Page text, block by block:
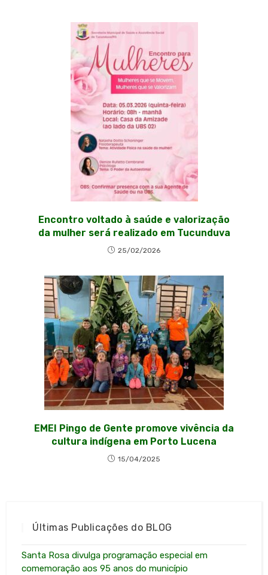
Encontro voltado à saúde e valorização
da mulher será realizado em Tucunduva
25/02/2026
EMEI Pingo de Gente promove vivência da
cultura indígena em Porto Lucena
15/04/2025
Últimas Publicações do BLOG
Santa Rosa divulga programação especial em
comemoração aos 95 anos do município